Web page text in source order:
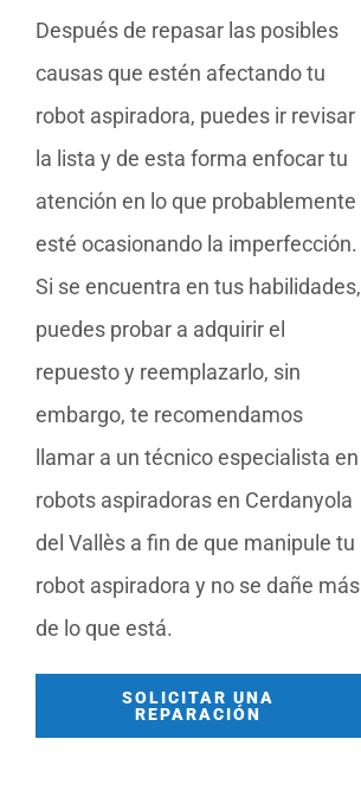
Después de repasar las posibles
causas que estén afectando tu
robot aspiradora, puedes ir revisar
la lista y de esta forma enfocar tu
atención en lo que probablemente
esté ocasionando la imperfección.
Si se encuentra en tus habilidades,
puedes probar a adquirir el
repuesto y reemplazarlo, sin
embargo, te recomendamos
llamar a un técnico especialista en
robots aspiradoras en Cerdanyola
del Vallès a fin de que manipule tu
robot aspiradora y no se dañe más
de lo que está.
SOLICITAR UNA
REPARACIÓN